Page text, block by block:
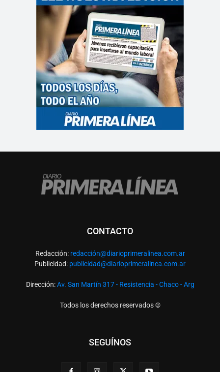
CONTACTO
Redacción: redacción@diarioprimeralinea.com.ar
Publicidad: publicidad@diarioprimeralinea.com.ar
Dirección:Av. San Martín 317 - Resistencia - Chaco - Arg
Todos los derechos reservados ©
SEGUÍNOS